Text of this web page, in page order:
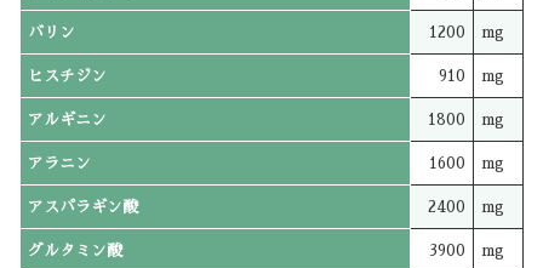
バリン 1200 mg
ヒスチジン 910 mg
アルギニン 1800 mg
アラニン 1600 mg
アスパラギン酸 2400 mg
グルタミン酸 3900 mg